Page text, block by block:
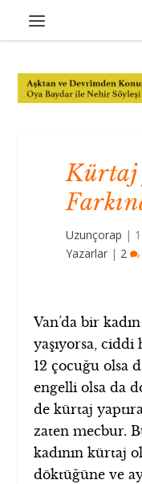
Kürtaj
Uzunçorap |
Yazarlar | 2
Van’da bir
yaşıyorsa, ciddi
12 çocuğu olsa
engelli olsa da
de kürtaj
zaten mecbur.
kadının kürtaj
döktüğüne ve